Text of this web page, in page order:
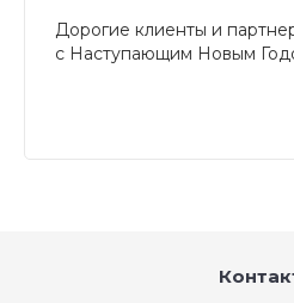
Дорогие клиенты и
с Наступающим Новым